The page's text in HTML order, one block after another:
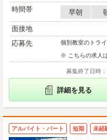
時間帯
早朝
面接地
応募先
個別教室のトラ
※ こちらの求人
募集終了日時
詳細を見る
アルバイト・パート 短期 未経